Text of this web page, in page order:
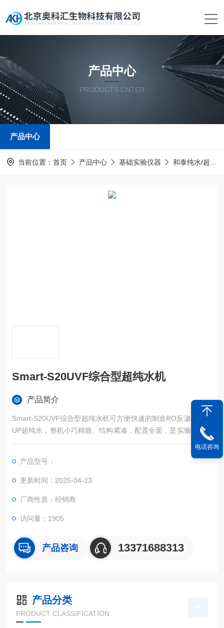
产品中心
PRODUCTS CNTER
产品中心
当前位置： 首页 产品中心 基础实验仪器 和泰纯水/超纯水系统
Smart-S20UVF综合型超纯水机
产品简介
Smart-S20UVF综合型超纯水机可方便快速的制造RO反渗透水和
UP超纯水，整机小巧精致、结构紧凑，配置全面，是实验室用水
的经济选择。以自来水为水源，方便快速的制造超纯水，每小时
产水量20升，电阻率达到18.2MΩ.cm，符合GB/T6682-2008、G
B/T33087-2016、ASTM、CAP、CLSI、EP和USP制定的Ⅰ级水
质标准。
产品型号：
更新时间：2025-04-23
厂商性质：经销商
访问量：1905
产品咨询 13371688313
产品分类
PRODUCT CLASSIFICATION
电话咨询